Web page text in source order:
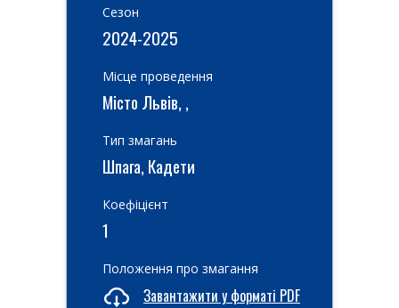
Cезон
2024-2025
Місце проведення
Місто Львів, ,
Тип змагань
Шпага, Кадети
Коефіцієнт
1
Положення про змагання
Завантажити у форматі PDF